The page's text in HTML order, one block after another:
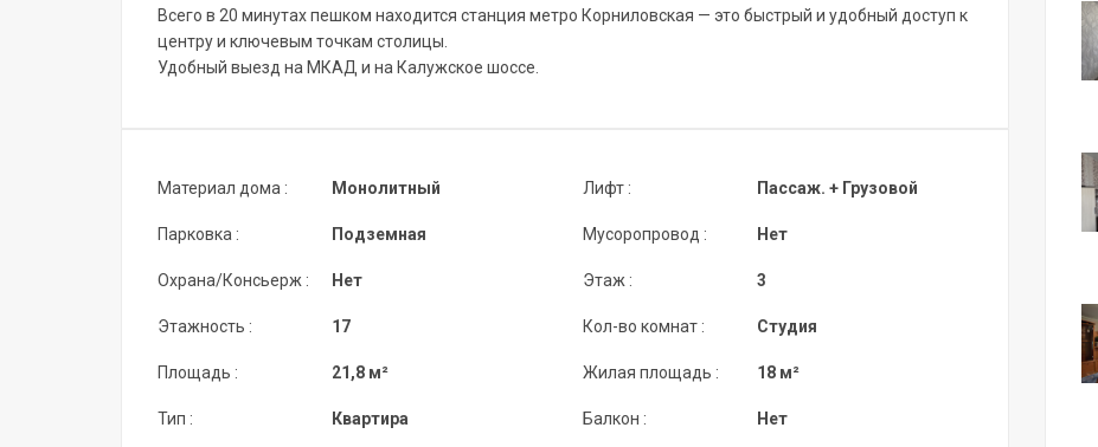
Всего в 20 минутах пешком находится станция метро Корниловская — это быстрый и удобный доступ к
центру и ключевым точкам столицы.
Удобный выезд на МКАД и на Калужское шоссе.
Материал дома :
Парковка :
Охрана/Консьерж :
Этажность :
Площадь :
Тип :
Монолитный
Подземная
Нет
17
21,8 м²
Квартира
Лифт :
Мусоропровод :
Этаж :
Кол-во комнат :
Жилая площадь :
Балкон :
Пассаж. + Грузовой
Нет
3
Студия
18 м²
Нет